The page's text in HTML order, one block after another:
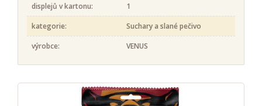
displejů v kartonu:
1
kategorie:
Suchary a slané pečivo
výrobce:
VENUS